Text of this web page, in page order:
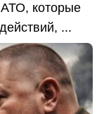
которые
...